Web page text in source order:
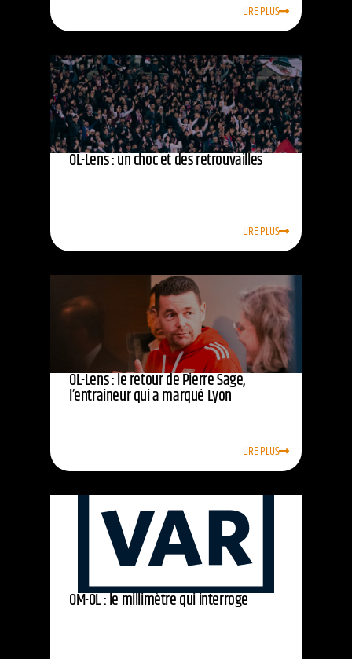
LIRE PLUS
OL-Lens : un choc et des retrouvailles
LIRE PLUS
OL-Lens : le retour de Pierre Sage,
l’entraîneur qui a marqué Lyon
LIRE PLUS
OM-OL : le millimètre qui interroge